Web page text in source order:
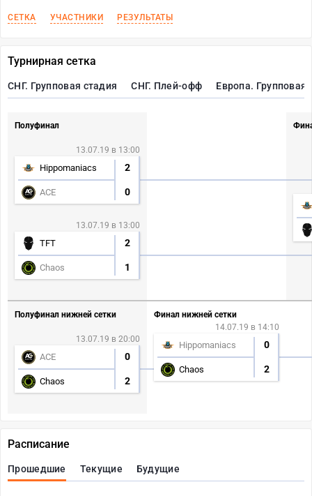
СЕТКА УЧАСТНИКИ РЕЗУЛЬТАТЫ
Турнирная сетка
СНГ. Групповая стадия СНГ. Плей-офф Европа. Групповая
Полуфинал
13.07.19 в 13:00
Hippomaniacs 2
ACE 0
13.07.19 в 13:00
TFT 2
Chaos 1
Полуфинал нижней сетки
13.07.19 в 20:00
ACE 0
Chaos 2
Финал нижней сетки
14.07.19 в 14:10
Hippomaniacs 0
Chaos 2
Расписание
Прошедшие Текущие Будущие